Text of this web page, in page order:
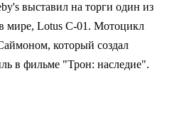
выставил на торги один из
мире, Lotus C-01. Мотоцикл
который создал
в фильме "Трон: наследие".